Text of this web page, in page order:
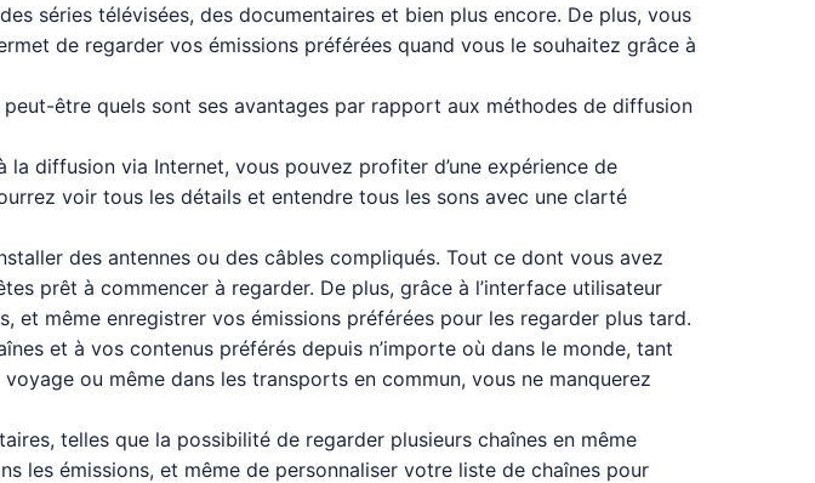
séries télévisées, des documentaires et bien plus encore. De plus, vous
de regarder vos émissions préférées quand vous le souhaitez grâce à
peut-être quels sont ses avantages par rapport aux méthodes de diffusion
la diffusion via Internet, vous pouvez profiter d’une expérience de
voir tous les détails et entendre tous les sons avec une clarté
des antennes ou des câbles compliqués. Tout ce dont vous avez
prêt à commencer à regarder. De plus, grâce à l’interface utilisateur
et même enregistrer vos émissions préférées pour les regarder plus tard.
et à vos contenus préférés depuis n’importe où dans le monde, tant
ou même dans les transports en commun, vous ne manquerez
telles que la possibilité de regarder plusieurs chaînes en même
les émissions, et même de personnaliser votre liste de chaînes pour